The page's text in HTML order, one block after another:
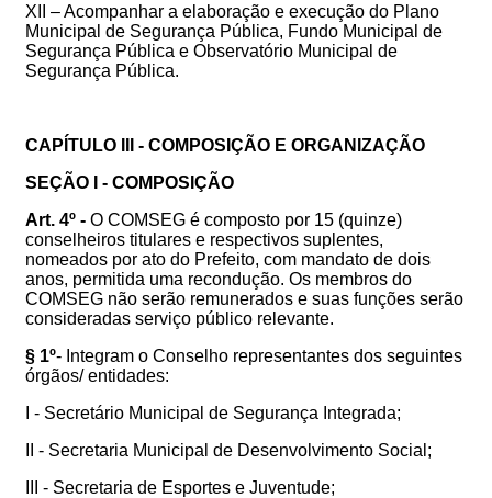
XII – Acompanhar a elaboração e execução do Plano
Municipal de Segurança Pública, Fundo Municipal de
Segurança Pública e Observatório Municipal de
Segurança Pública.
CAPÍTULO III - COMPOSIÇÃO E ORGANIZAÇÃO
SEÇÃO I - COMPOSIÇÃO
Art. 4º - O COMSEG é composto por 15 (quinze)
conselheiros titulares e respectivos suplentes,
nomeados por ato do Prefeito, com mandato de dois
anos, permitida uma recondução. Os membros do
COMSEG não serão remunerados e suas funções serão
consideradas serviço público relevante.
§ 1º- Integram o Conselho representantes dos seguintes
órgãos/ entidades:
I - Secretário Municipal de Segurança Integrada;
II - Secretaria Municipal de Desenvolvimento Social;
III - Secretaria de Esportes e Juventude;